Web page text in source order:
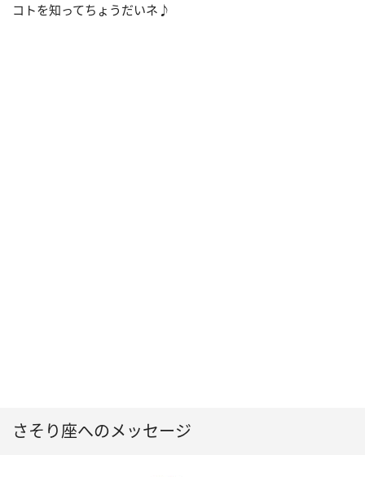
コトを知ってちょうだいネ♪
さそり座へのメッセージ